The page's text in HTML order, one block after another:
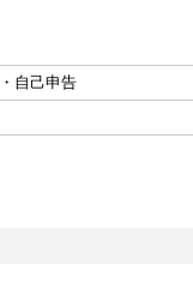
自己申告